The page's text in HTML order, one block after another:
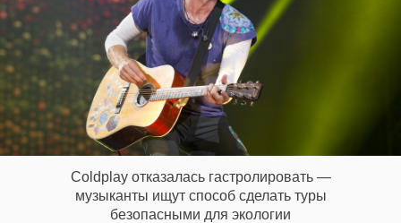
Coldplay отказалась гастролировать —
музыканты ищут способ сделать туры
безопасными для экологии